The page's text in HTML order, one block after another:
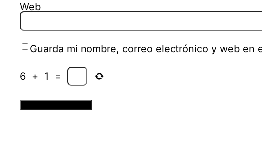
Web
Guarda mi nombre, correo electrónico y web en
6 + 1 =